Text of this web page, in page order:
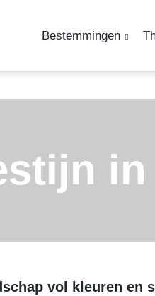
Bestemmingen
in
vol kleuren en